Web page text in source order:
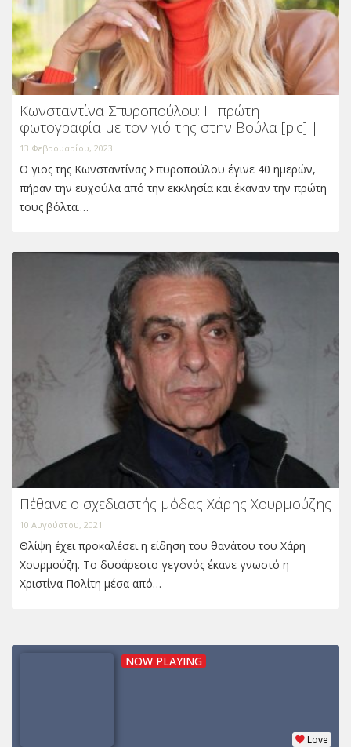
Κωνσταντίνα Σπυροπούλου: Η πρώτη
φωτογραφία με τον γιό της στην Βούλα [pic] |
13 Φεβρουαρίου, 2023
Ο γιος της Κωνσταντίνας Σπυροπούλου έγινε 40 ημερών,
πήραν την ευχούλα από την εκκλησία και έκαναν την πρώτη
τους βόλτα.…
Πέθανε ο σχεδιαστής μόδας Χάρης Χουρμούζης
10 Αυγούστου, 2021
Θλίψη έχει προκαλέσει η είδηση του θανάτου του Χάρη
Χουρμούζη. Το δυσάρεστο γεγονός έκανε γνωστό η
Χριστίνα Πολίτη μέσα από…
NOW PLAYING
Love